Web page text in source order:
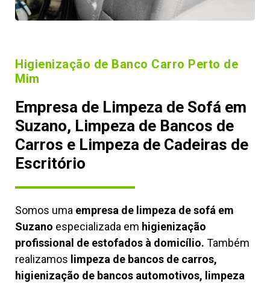
Higienização de Banco Carro Perto de
Mim
Empresa de Limpeza de Sofá em
Suzano, Limpeza de Bancos de
Carros e Limpeza de Cadeiras de
Escritório
Somos uma empresa de limpeza de sofá em
Suzano especializada em higienização
profissional de estofados à domicílio. Também
realizamos limpeza de bancos de carros,
higienização de bancos automotivos, limpeza